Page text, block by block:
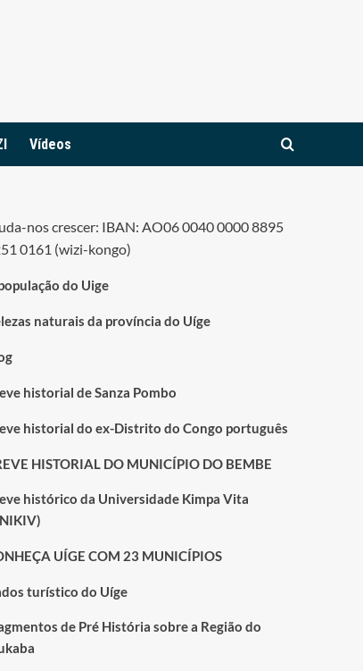
Vídeos
nos crescer: IBAN: AO06 0040 0000 8895
0161 (wizi-kongo)
do Uige
naturais da província do Uíge
historial de Sanza Pombo
historial do ex-Distrito do Congo português
HISTORIAL DO MUNICÍPIO DO BEMBE
histórico da Universidade Kimpa Vita
UÍGE COM 23 MUNICÍPIOS
turístico do Uíge
de Pré História sobre a Região do